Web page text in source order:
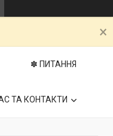
✽ ПИТАННЯ
ТА КОНТАКТИ